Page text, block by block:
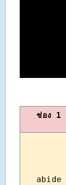
ช่อง 1
abide